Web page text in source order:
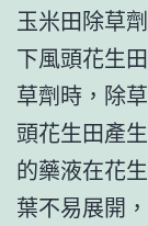
玉米田除草
下風頭花生
草劑時，除
頭花生田產
的藥液在花
葉不易展開